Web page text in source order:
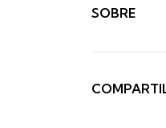
SOBRE